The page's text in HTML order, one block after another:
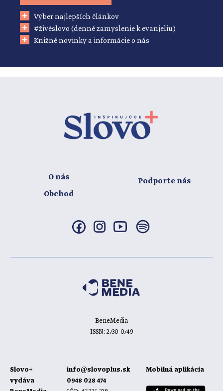
Výber najlepších článkov
#živéslovo (denné zamyslenie k evanjeliu)
Knižné novinky a informácie o nás
O nás
Obchod
Podporte nás
BeneMedia
ISSN: 2730-0749
Slovo+
vydáva
info@slovoplus.sk
0948 028 474
Mobilná aplikácia